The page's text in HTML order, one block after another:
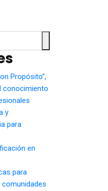
Propósito”,
conocimiento
y
para
en
para